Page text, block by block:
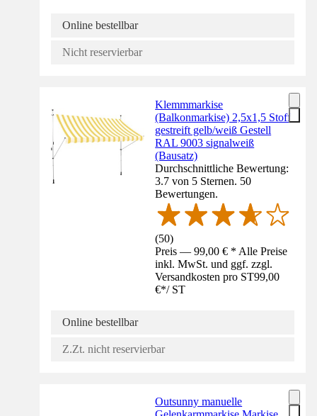
Online bestellbar
Nicht reservierbar
Klemmmarkise
(Balkonmarkise) 2,5x1,5 Stoff
gestreift gelb/weiß Gestell
RAL 9003 signalweiß
(Bausatz)
Durchschnittliche Bewertung:
3.7 von 5 Sternen. 50
Bewertungen.
(50)
Preis — 99,00 € * Alle Preise
inkl. MwSt. und ggf. zzgl.
Versandkosten pro ST99,00
€*/ ST
Online bestellbar
Z.Zt. nicht reservierbar
Outsunny manuelle